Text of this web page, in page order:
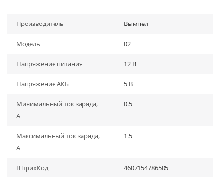
Производитель Вымпел
Модель 02
Напряжение питания 12 В
Напряжение АКБ 5 В
Минимальный ток заряда,
А
0.5
Максимальный ток заряда,
А
1.5
ШтрихКод 4607154786505